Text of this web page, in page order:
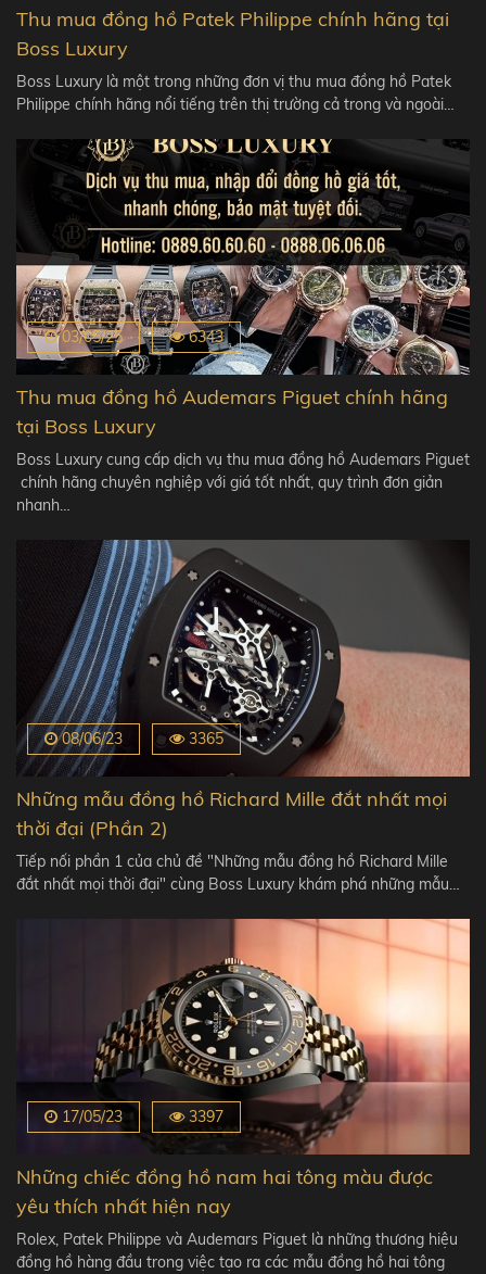
Thu mua đồng hồ Patek Philippe chính hãng tại
Boss Luxury
Boss Luxury là một trong những đơn vị thu mua đồng hồ Patek
Philippe chính hãng nổi tiếng trên thị trường cả trong và ngoài…
03/05/25 6343
Thu mua đồng hồ Audemars Piguet chính hãng
tại Boss Luxury
Boss Luxury cung cấp dịch vụ thu mua đồng hồ Audemars Piguet
chính hãng chuyên nghiệp với giá tốt nhất, quy trình đơn giản
nhanh…
08/06/23 3365
Những mẫu đồng hồ Richard Mille đắt nhất mọi
thời đại (Phần 2)
Tiếp nối phần 1 của chủ đề "Những mẫu đồng hồ Richard Mille
đắt nhất mọi thời đại" cùng Boss Luxury khám phá những mẫu…
17/05/23 3397
Những chiếc đồng hồ nam hai tông màu được
yêu thích nhất hiện nay
Rolex, Patek Philippe và Audemars Piguet là những thương hiệu
đồng hồ hàng đầu trong việc tạo ra các mẫu đồng hồ hai tông